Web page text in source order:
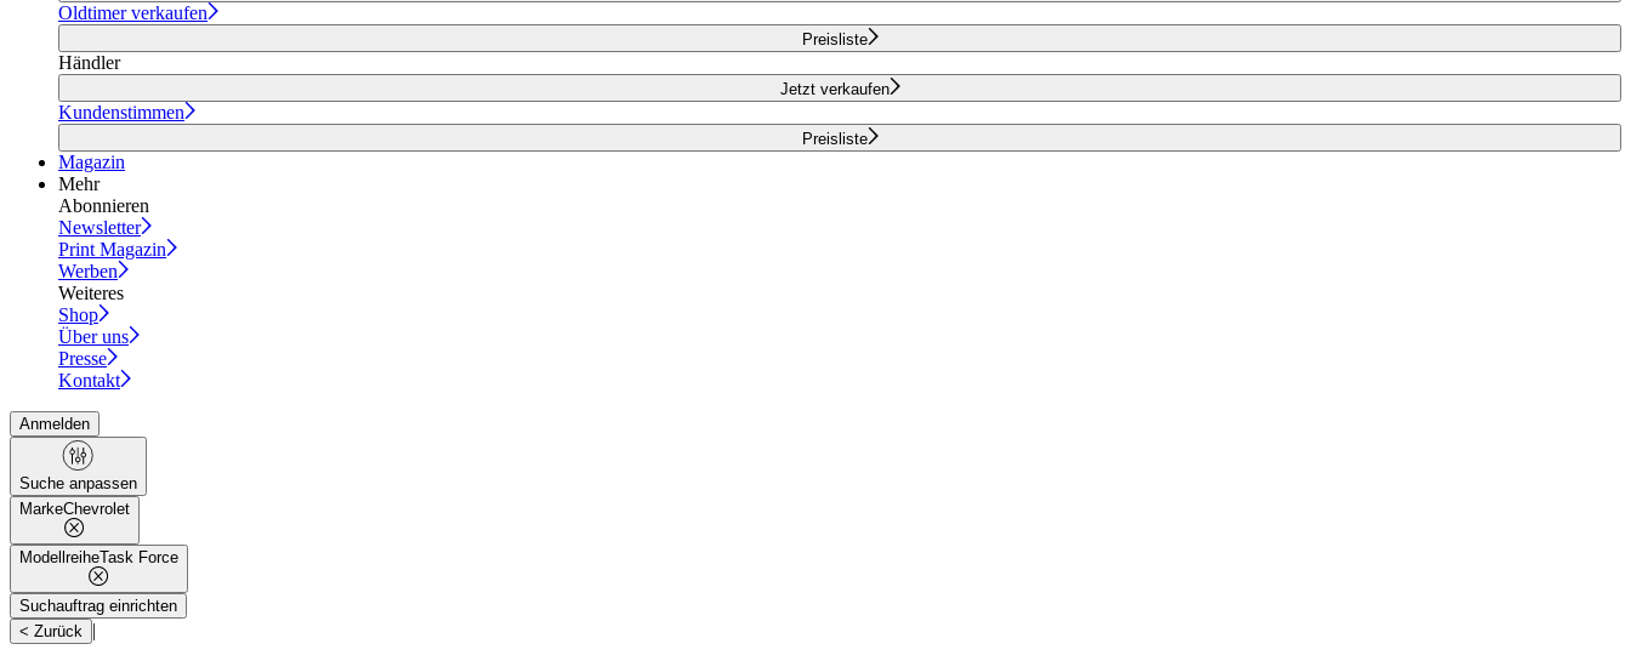
Oldtimer verkaufen
Preisliste
Händler
Jetzt verkaufen
Kundenstimmen
Preisliste
Magazin
Mehr
Abonnieren
Newsletter
Print Magazin
Werben
Weiteres
Shop
Über uns
Presse
Kontakt
Anmelden
Suche anpassen
MarkeChevrolet
ModellreiheTask Force
Suchauftrag einrichten
< Zurück
|